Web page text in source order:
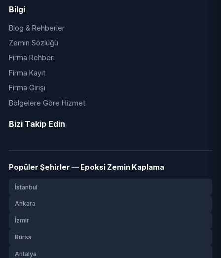
Bilgi
Blog & Rehberler
Zemin Sözlüğü
Firma Rehberi
Firma Kayıt
Firma Girişi
Bölgelere Göre Hizmet
Bizi Takip Edin
Popüler Şehirler — Epoksi Zemin Kaplama
İstanbul
Ankara
İzmir
Bursa
Antalya